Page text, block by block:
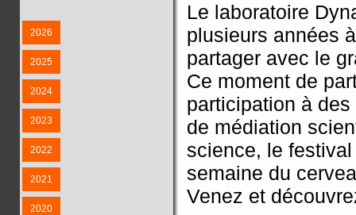
2026
2025
2024
2023
2022
2021
2020
Le laboratoire
plusieurs années
partager avec le
Ce moment de
participation à
de médiation
science, le
semaine du
Venez et